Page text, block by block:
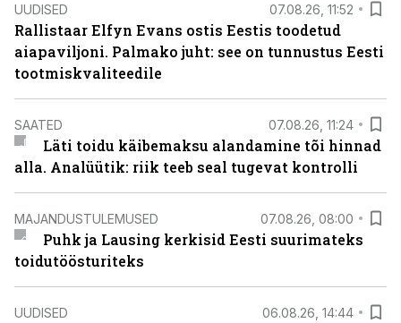
UUDISED 07.08.26, 11:52
Rallistaar Elfyn Evans ostis Eestis toodetud
aiapaviljoni. Palmako juht: see on tunnustus Eesti
tootmiskvaliteedile
SAATED 07.08.26, 11:24
Läti toidu käibemaksu alandamine tõi hinnad
alla. Analüütik: riik teeb seal tugevat kontrolli
MAJANDUSTULEMUSED 07.08.26, 08:00
Puhk ja Lausing kerkisid Eesti suurimateks
toidutöösturiteks
UUDISED 06.08.26, 14:44